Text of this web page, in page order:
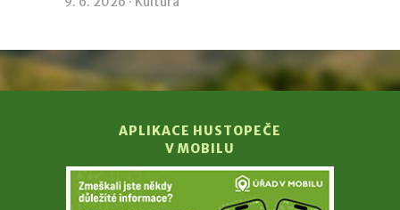
APLIKACE HUSTOPEČE
V MOBILU